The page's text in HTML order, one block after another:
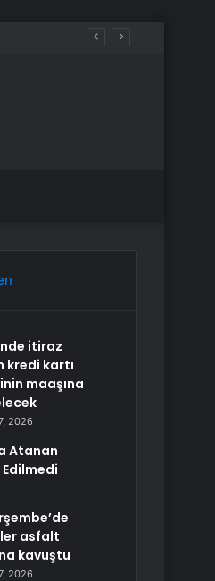
itiraz
kredi kartı
maaşına
2026
Atanan
asfalt
kavuştu
2026